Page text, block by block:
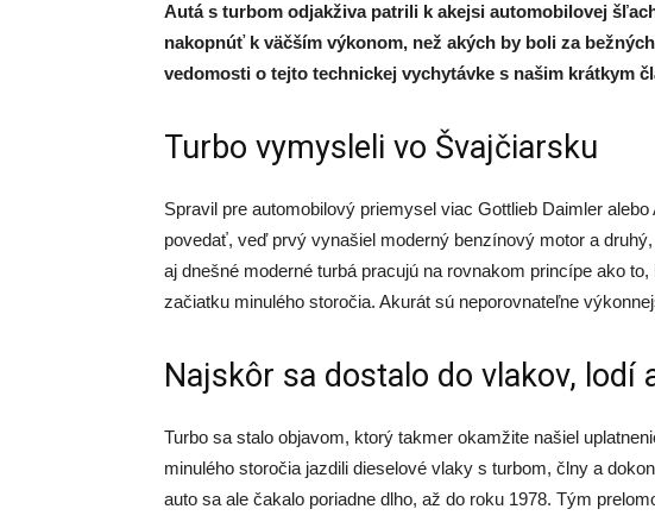
Autá s turbom odjakživa patrili k akejsi automobilovej
nakopnúť k väčším výkonom, než akých by boli za
vedomosti o tejto technickej vychytávke s našim krátkym
Turbo vymysleli vo Švajčiarsku
Spravil pre automobilový priemysel viac Gottlieb Daimler
povedať, veď prvý vynašiel moderný benzínový motor a
aj dnešné moderné turbá pracujú na rovnakom princípe ako
začiatku minulého storočia. Akurát sú neporovnateľne
Najskôr sa dostalo do vlakov, lodí
Turbo sa stalo objavom, ktorý takmer okamžite našiel
minulého storočia jazdili dieselové vlaky s turbom, člny a
auto sa ale čakalo poriadne dlho, až do roku 1978. Tým